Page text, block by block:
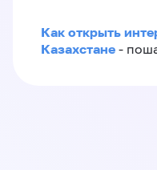
Как открыть
Казахстане -